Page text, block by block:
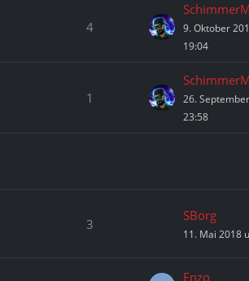
4
9. Oktober
19:04
1
26.
23:58
3
SBorg
11. Mai 2018
Enzo